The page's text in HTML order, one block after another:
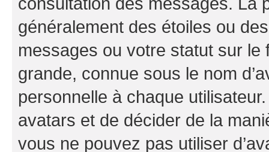
généralement des étoiles ou
messages ou votre statut sur
grande, connue sous le nom
personnelle à chaque utilisateur.
avatars et de décider de la
vous ne pouvez pas utiliser